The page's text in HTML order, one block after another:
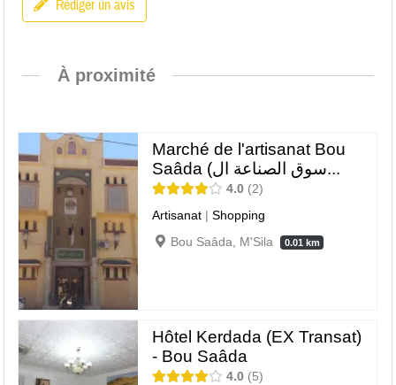
Rédiger un avis
À proximité
Marché de l'artisanat Bou
Saâda (سوق الصناعة ال...
4.0 2
Artisanat |Shopping
Bou Saâda, M'Sila
0.01 km
Hôtel Kerdada (EX Transat)
- Bou Saâda
4.0
5